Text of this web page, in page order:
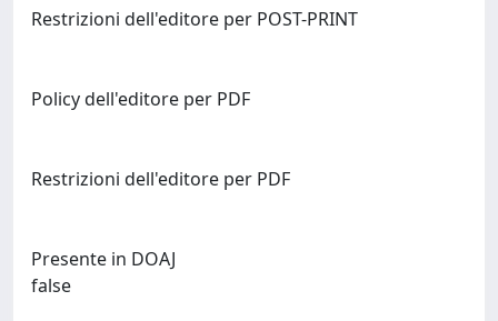
Restrizioni dell'editore per POST-PRINT
Policy dell'editore per PDF
Restrizioni dell'editore per PDF
Presente in DOAJ